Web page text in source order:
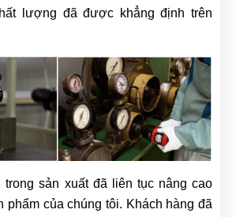
lượng đã được khẳng định trên
trong sản xuất đã liên tục nâng cao
phẩm của chúng tôi. Khách hàng đã